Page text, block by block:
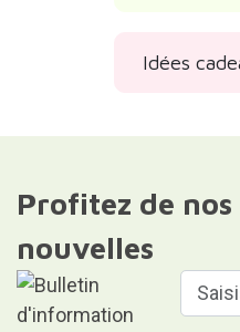
Idées
Profitez de
nouvelles